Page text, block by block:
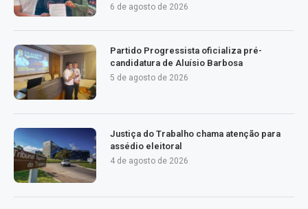
6 de agosto de 2026
Partido Progressista oficializa pré-
candidatura de Aluísio Barbosa
5 de agosto de 2026
Justiça do Trabalho chama atenção para
assédio eleitoral
4 de agosto de 2026